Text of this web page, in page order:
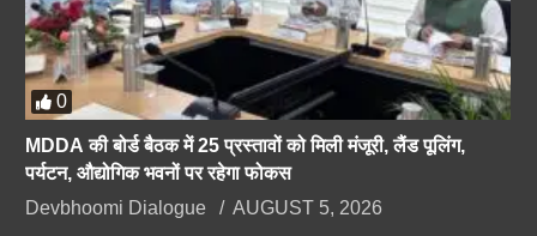
0
MDDA की बोर्ड बैठक में 25 प्रस्तावों को मिली मंजूरी, लैंड पूलिंग,
पर्यटन, औद्योगिक भवनों पर रहेगा फोकस
Devbhoomi Dialogue
AUGUST 5, 2026